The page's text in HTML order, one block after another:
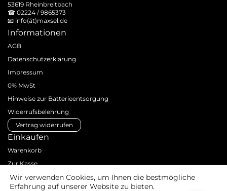
53619 Rheinbreitbach
☎ 02224 / 9865373
📧 info(ät)maxsel.de
Informationen
AGB
Datenschutzerklärung
Impressum
0% MwSt
Hinweise zur Batterieentsorgung
Widerrufsbelehrung
Vertrag widerrufen
Einkaufen
Warenkorb
Zur Kasse
Zahlungsarten
Wir verwenden Cookies, um Ihnen die bestmögliche
Erfahrung auf unserer Website zu bieten.